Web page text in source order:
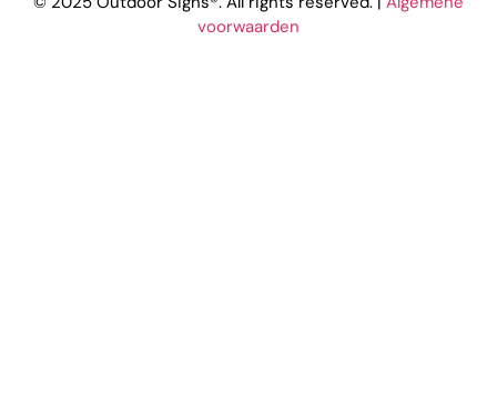
voorwaarden